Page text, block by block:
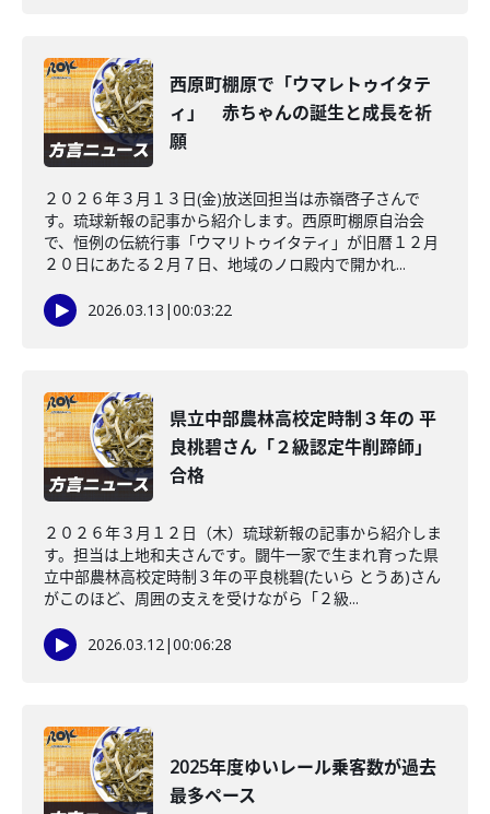
西原町棚原で「ウマレトゥイタテ
ィ」 赤ちゃんの誕生と成長を祈
願
２０２６年３月１３日(金)放送回担当は赤嶺啓子さんで
す。琉球新報の記事から紹介します。西原町棚原自治会
で、恒例の伝統行事「ウマリトゥイタティ」が旧暦１２月
２０日にあたる２月７日、地域のノロ殿内で開かれ...
2026.03.13 |00:03:22
県立中部農林高校定時制３年の 平
良桃碧さん「２級認定牛削蹄師」
合格
２０２６年３月１２日（木）琉球新報の記事から紹介しま
す。担当は上地和夫さんです。闘牛一家で生まれ育った県
立中部農林高校定時制３年の平良桃碧(たいら とうあ)さん
がこのほど、周囲の支えを受けながら「２級...
2026.03.12|00:06:28
2025年度ゆいレール乗客数が過去
最多ペース